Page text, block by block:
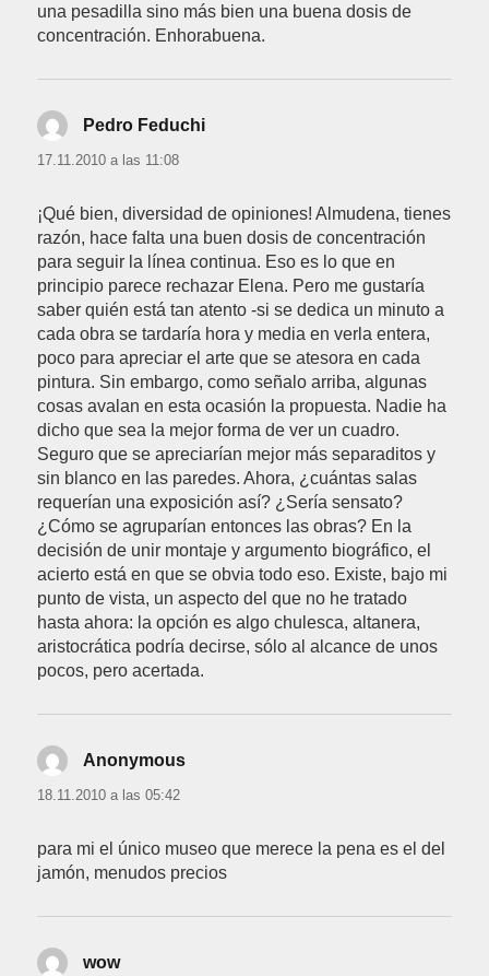
una pesadilla sino más bien una buena dosis de
concentración. Enhorabuena.
Pedro Feduchi
17.11.2010 a las 11:08
¡Qué bien, diversidad de opiniones! Almudena, tienes
razón, hace falta una buen dosis de concentración
para seguir la línea continua. Eso es lo que en
principio parece rechazar Elena. Pero me gustaría
saber quién está tan atento -si se dedica un minuto a
cada obra se tardaría hora y media en verla entera,
poco para apreciar el arte que se atesora en cada
pintura. Sin embargo, como señalo arriba, algunas
cosas avalan en esta ocasión la propuesta. Nadie ha
dicho que sea la mejor forma de ver un cuadro.
Seguro que se apreciarían mejor más separaditos y
sin blanco en las paredes. Ahora, ¿cuántas salas
requerían una exposición así? ¿Sería sensato?
¿Cómo se agruparían entonces las obras? En la
decisión de unir montaje y argumento biográfico, el
acierto está en que se obvia todo eso. Existe, bajo mi
punto de vista, un aspecto del que no he tratado
hasta ahora: la opción es algo chulesca, altanera,
aristocrática podría decirse, sólo al alcance de unos
pocos, pero acertada.
Anonymous
18.11.2010 a las 05:42
para mi el único museo que merece la pena es el del
jamón, menudos precios
wowdice: